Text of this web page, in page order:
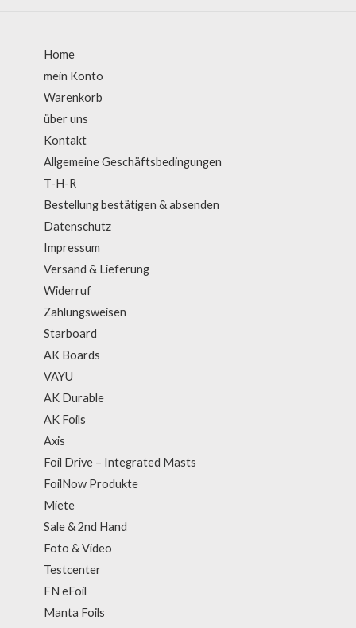
Home
mein Konto
Warenkorb
über uns
Kontakt
Allgemeine Geschäftsbedingungen
T-H-R
Bestellung bestätigen & absenden
Datenschutz
Impressum
Versand & Lieferung
Widerruf
Zahlungsweisen
Starboard
AK Boards
VAYU
AK Durable
AK Foils
Axis
Foil Drive – Integrated Masts
FoilNow Produkte
Miete
Sale & 2nd Hand
Foto & Video
Testcenter
FN eFoil
Manta Foils